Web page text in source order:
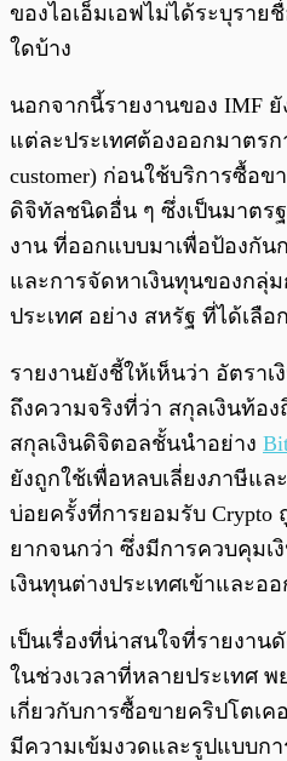
ของไอเอ็มเอฟไม่ได้ระบุราย
ใดบ้าง
นอกจากนี้รายงานของ IMF
แต่ละประเทศต้องออกมาตรก
customer) ก่อนใช้บริการซื้อ
ดิจิทัลชนิดอื่น ๆ ซึ่งเป็นมาตร
งาน ที่ออกแบบมาเพื่อป้องกัน
และการจัดหาเงินทุนของกลุ่
ประเทศ อย่าง สหรัฐ ที่ได้เลื
รายงานยังชี้ให้เห็นว่า อัตรา
ถึงความจริงที่ว่า สกุลเงินท้อ
สกุลเงินดิจิตอลชั้นนำอย่าง
ยังถูกใช้เพื่อหลบเลี่ยงภาษีแ
บ่อยครั้งที่การยอมรับ Crypto
ยากจนกว่า ซึ่งมีการควบคุมเ
เงินทุนต่างประเทศเข้าและอ
เป็นเรื่องที่น่าสนใจที่รายงา
ในช่วงเวลาที่หลายประเทศ
เกี่ยวกับการซื้อขายคริปโตเค
มีความเข้มงวดและรูปแบบก